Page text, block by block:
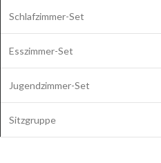
Schlafzimmer-Set
Esszimmer-Set
Jugendzimmer-Set
Sitzgruppe